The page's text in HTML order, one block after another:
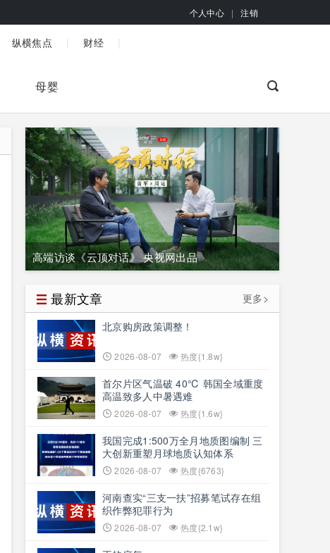
个人中心 | 注销
纵横焦点 财经
母婴
高端访谈《云顶对话》 央视网出品
最新文章
更多>
北京购房政策调整！
2026-08-07 热度{1.8w}
首尔片区气温破 40℃ 韩国全域重度
高温致多人中暑遇难
2026-08-07 热度{1.6w}
我国完成1:500万全月地质图编制 三
大创新重塑月球地质认知体系
2026-08-07 热度{6763}
河南查实“三支一扶”招募笔试存在组
织作弊犯罪行为
2026-08-07 热度{2.1w}